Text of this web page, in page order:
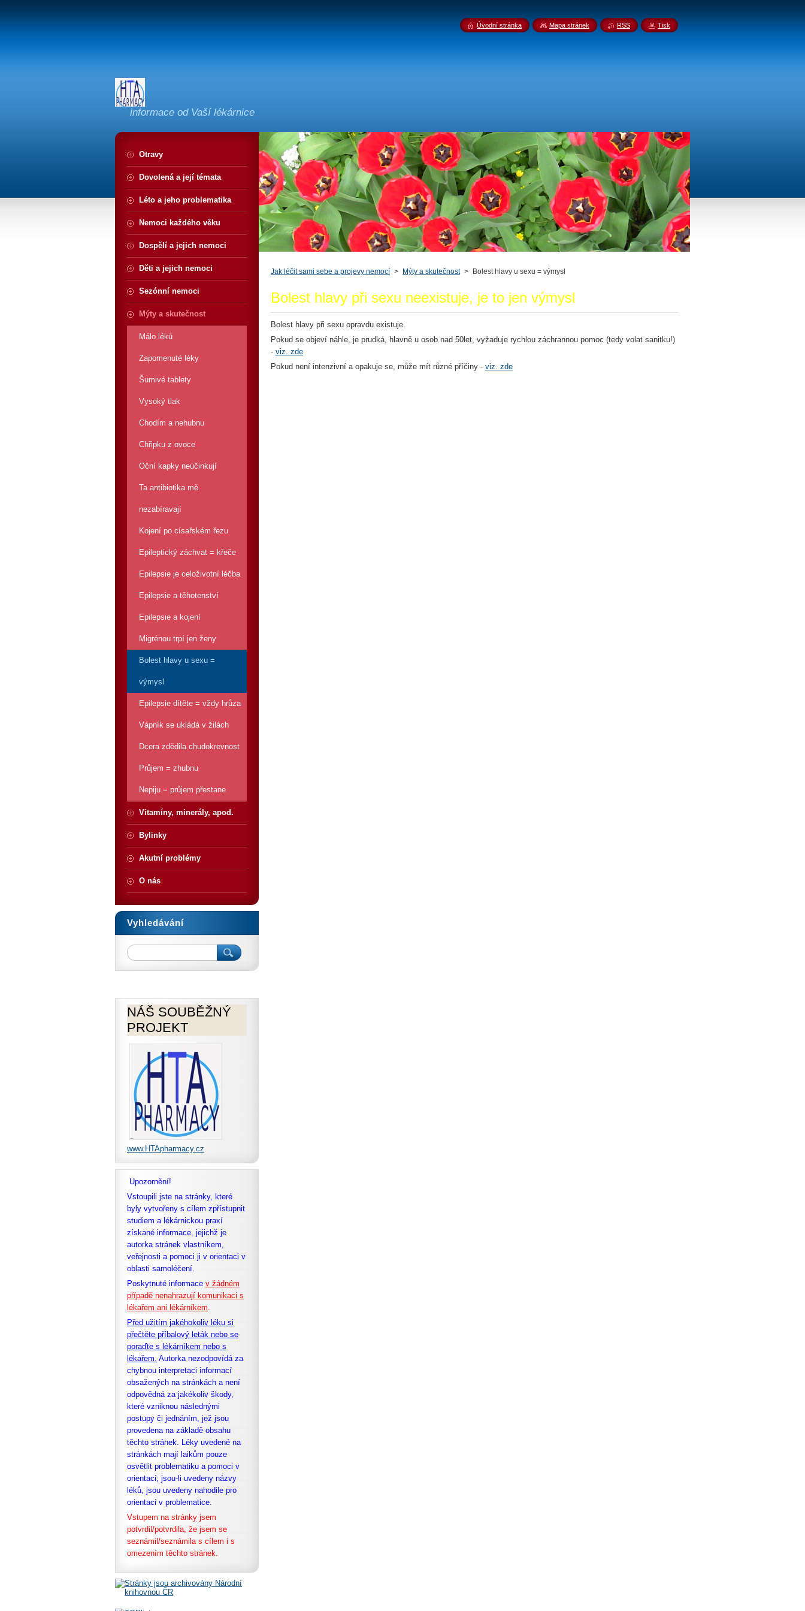
informace od Vaší lékárnice
Jak léčit sami sebe a projevy nemocí > Mýty a skutečnost > Bolest hlavy u sexu = výmysl
Bolest hlavy při sexu neexistuje, je to jen výmysl
Bolest hlavy při sexu opravdu existuje.
Pokud se objeví náhle, je prudká, hlavně u osob nad 50let, vyžaduje rychlou záchrannou pomoc (tedy volat sanitku!)
- viz. zde
Pokud není intenzivní a opakuje se, může mít různé příčiny - viz. zde
Otravy
Dovolená a její témata
Léto a jeho problematika
Nemoci každého věku
Dospělí a jejich nemoci
Děti a jejich nemoci
Sezónní nemoci
Mýty a skutečnost
Málo léků
Zapomenuté léky
Šumivé tablety
Vysoký tlak
Chodím a nehubnu
Chřipku z ovoce
Oční kapky neúčinkují
Ta antibiotika mě
nezabíravají
Kojení po císařském řezu
Epileptický záchvat = křeče
Epilepsie je celoživotní léčba
Epilepsie a těhotenství
Epilepsie a kojení
Migrénou trpí jen ženy
Bolest hlavy u sexu =
výmysl
Epilepsie dítěte = vždy hrůza
Vápník se ukládá v žilách
Dcera zdědila chudokrevnost
Průjem = zhubnu
Nepiju = průjem přestane
Vitamíny, minerály, apod.
Bylinky
Akutní problémy
O nás
Vyhledávání
NÁŠ SOUBĚŽNÝ
PROJEKT
www.HTApharmacy.cz
Upozornění!
Vstoupili jste na stránky, které
byly vytvořeny s cílem zpřístupnit
studiem a lékárnickou praxí
získané informace, jejichž je
autorka stránek vlastníkem,
veřejnosti a pomoci ji v orientaci v
oblasti samoléčení.
Poskytnuté informace v žádném
případě nenahrazují komunikaci s
lékařem ani lékárníkem.
Před užitím jakéhokoliv léku si
přečtěte příbalový leták nebo se
poraďte s lékárníkem nebo s
lékařem. Autorka nezodpovídá za
chybnou interpretaci informací
obsažených na stránkách a není
odpovědná za jakékoliv škody,
které vzniknou následnými
postupy či jednáním, jež jsou
provedena na základě obsahu
těchto stránek. Léky uvedené na
stránkách mají laikům pouze
osvětlit problematiku a pomoci v
orientaci; jsou-li uvedeny názvy
léků, jsou uvedeny nahodile pro
orientaci v problematice.
Vstupem na stránky jsem
potvrdil/potvrdila, že jsem se
seznámil/seznámila s cílem i s
omezením těchto stránek.
Úvodní stránka Mapa stránek RSS Tisk